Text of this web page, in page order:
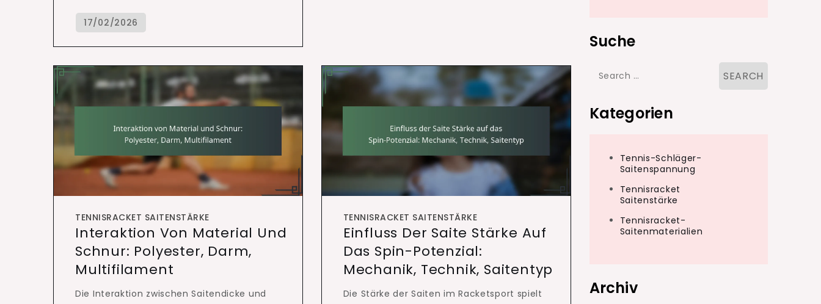
TENNISRACKET SAITENSTÄRKE
Interaktion Von Material Und
Schnur: Polyester, Darm,
Multifilament
Die Interaktion zwischen Saitendicke und
TENNISRACKET SAITENSTÄRKE
Einfluss Der Saite Stärke Auf
Das Spin-Potenzial:
Mechanik, Technik, Saitentyp
Die Stärke der Saiten im Racketsport spielt
Suche
Search
Kategorien
Tennis-Schläger-
Saitenspannung
Tennisracket
Saitenstärke
Tennisracket-
Saitenmaterialien
Archiv